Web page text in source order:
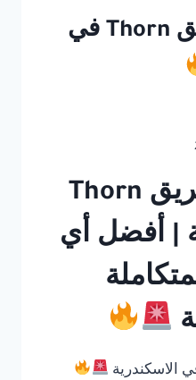
تركيب انذار حريق Thorn في
تركيب انذار حريق Thorn
| أفضل أي